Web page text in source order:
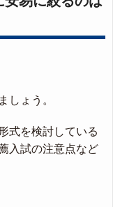
しょう。
式を検討している
入試の注意点など